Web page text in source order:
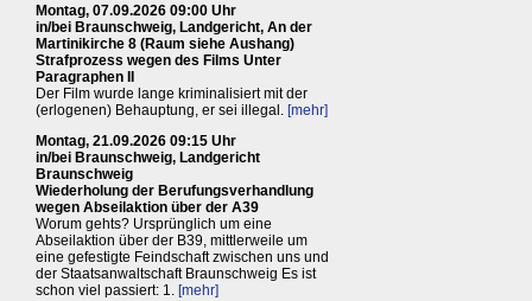
Montag, 07.09.2026 09:00 Uhr
in/bei Braunschweig, Landgericht, An der
Martinikirche 8 (Raum siehe Aushang)
Strafprozess wegen des Films Unter
Paragraphen II
Der Film wurde lange kriminalisiert mit der
(erlogenen) Behauptung, er sei illegal. [mehr]
Montag, 21.09.2026 09:15 Uhr
in/bei Braunschweig, Landgericht
Braunschweig
Wiederholung der Berufungsverhandlung
wegen Abseilaktion über der A39
Worum gehts? Ursprünglich um eine
Abseilaktion über der B39, mittlerweile um
eine gefestigte Feindschaft zwischen uns und
der Staatsanwaltschaft Braunschweig Es ist
schon viel passiert: 1. [mehr]